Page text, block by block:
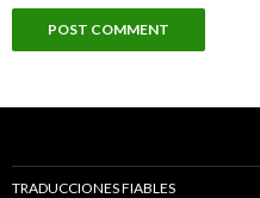
TRADUCCIONES FIABLES